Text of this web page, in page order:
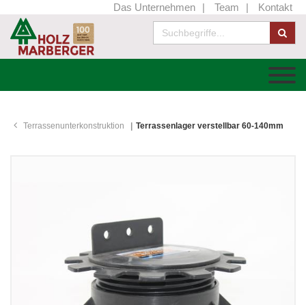
Das Unternehmen Team Kontakt
Terrassenunterkonstruktion Terrassenlager verstellbar 60-140mm